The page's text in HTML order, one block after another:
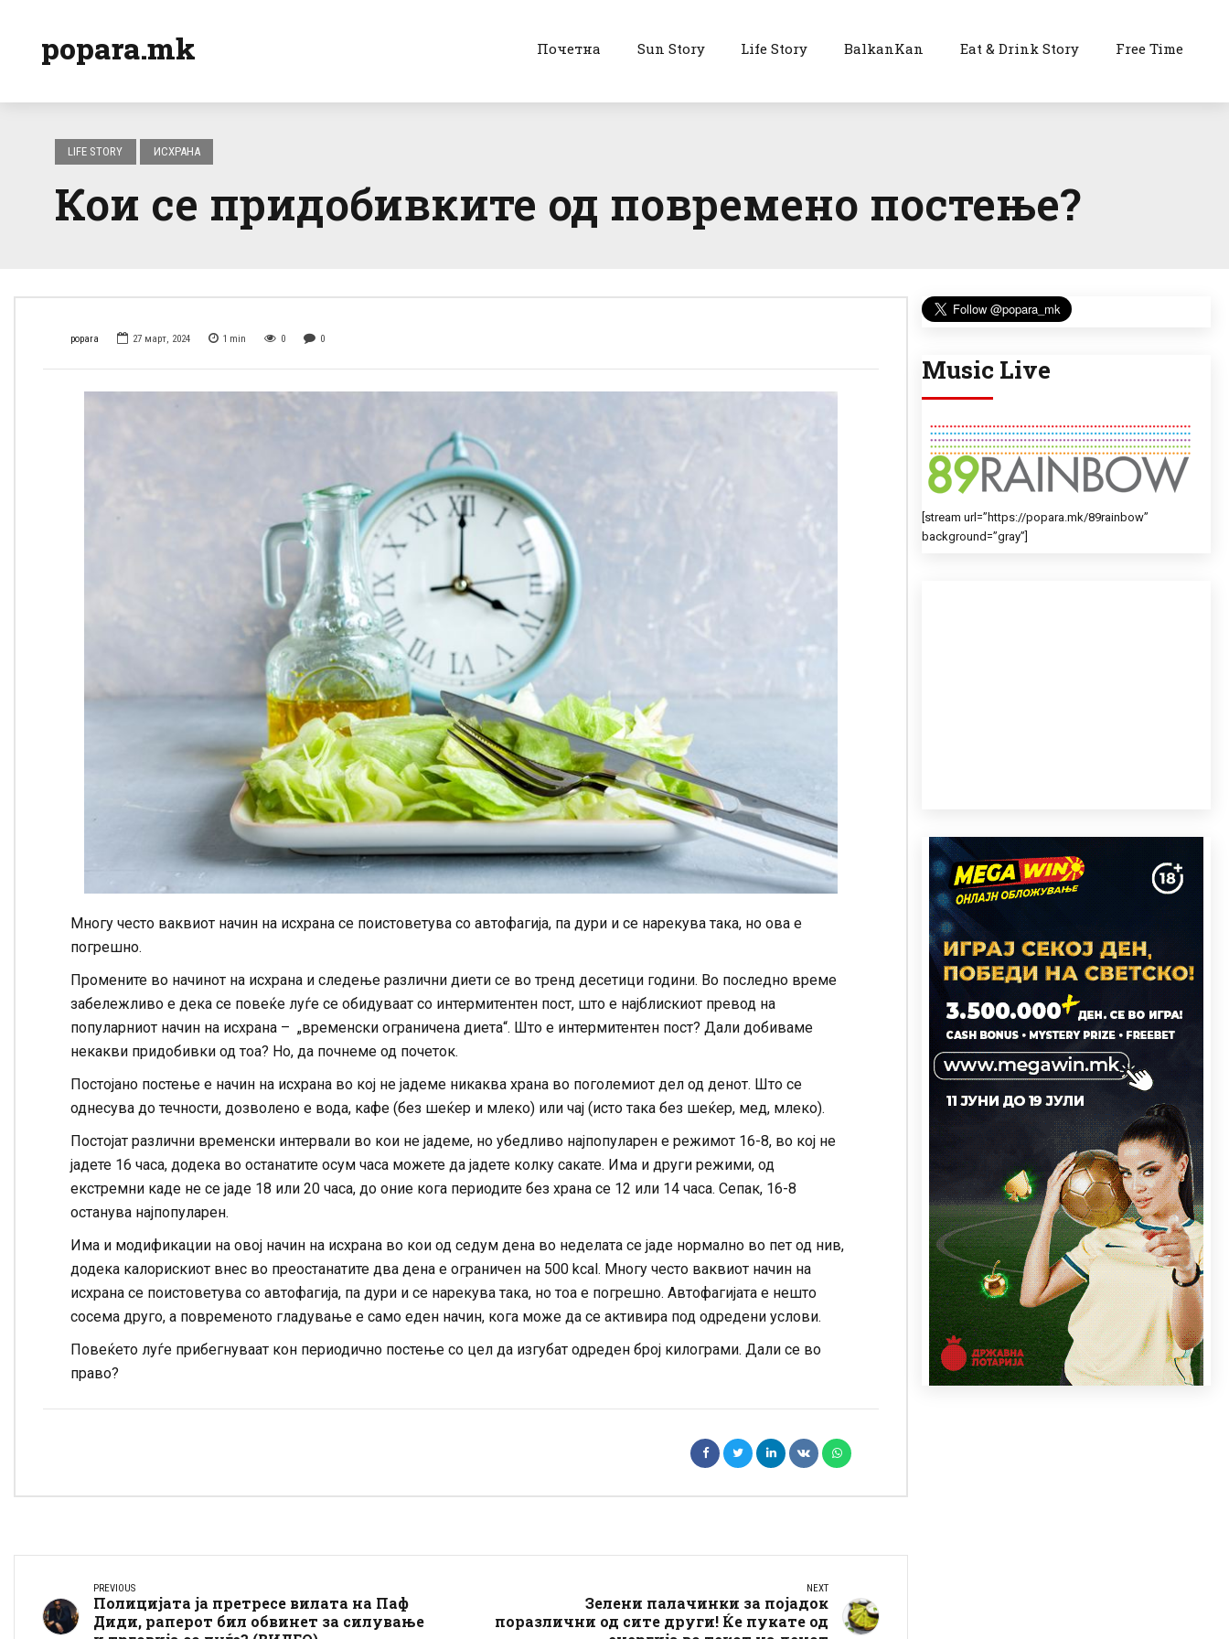
popara.mk Почетна Sun Story Life Story BalkanKan Eat & Drink Story Free Time
LIFE STORY ИСХРАНА
Кои се придобивките од повремено постење?
popara 27 март, 2024 1 min 0 0
Многу често ваквиот начин на исхрана се поистоветува со автофагија, па дури и се нарекува така, но ова е
погрешно.
Промените во начинот на исхрана и следење различни диети се во тренд десетици години. Во последно време
забележливо е дека се повеќе луѓе се обидуваат со интермитентен пост, што е најблискиот превод на
популарниот начин на исхрана – „временски ограничена диета“. Што е интермитентен пост? Дали добиваме
некакви придобивки од тоа? Но, да почнеме од почеток.
Постојано постење е начин на исхрана во кој не јадеме никаква храна во поголемиот дел од денот. Што се
однесува до течности, дозволено е вода, кафе (без шеќер и млеко) или чај (исто така без шеќер, мед, млеко).
Постојат различни временски интервали во кои не јадеме, но убедливо најпопуларен е режимот 16-8, во кој не
јадете 16 часа, додека во останатите осум часа можете да јадете колку сакате. Има и други режими, од
екстремни каде не се јаде 18 или 20 часа, до оние кога периодите без храна се 12 или 14 часа. Сепак, 16-8
останува најпопуларен.
Има и модификации на овој начин на исхрана во кои од седум дена во неделата се јаде нормално во пет од нив,
додека калорискиот внес во преостанатите два дена е ограничен на 500 kcal. Многу често ваквиот начин на
исхрана се поистоветува со автофагија, па дури и се нарекува така, но тоа е погрешно. Автофагијата е нешто
сосема друго, а повременото гладување е само еден начин, кога може да се активира под одредени услови.
Повеќето луѓе прибегнуваат кон периодично постење со цел да изгубат одреден број килограми. Дали се во
право?
PREVIOUS
Полицијата ја претресе вилата на Паф
Диди, раперот бил обвинет за силување
NEXT
Зелени палачинки за појадок
поразлични од сите други! Ќе пукате од
Music Live
[stream url=”https://popara.mk/89rainbow”
background=”gray”]